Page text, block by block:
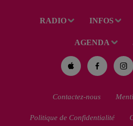
RADIO INFOS
AGENDA
Contactez-nous
Politique de Confidentialité